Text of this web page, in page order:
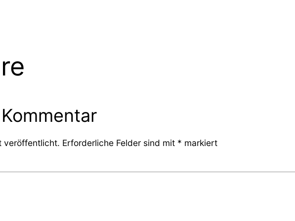
veröffentlicht. Erforderliche Felder sind mit * markiert